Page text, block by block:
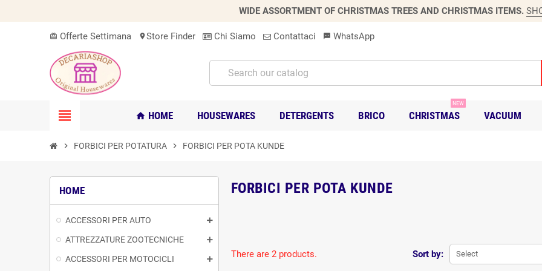
WIDE ASSORTMENT OF CHRISTMAS TREES AND CHRISTMAS ITEMS.
card_giftcard Offerte Settimana location_onStore Finder Chi Siamo Contattaci sms WhatsApp
view_headline home HOME HOUSEWARES DETERGENTS BRICO CHRISTMAS
NEW
VACUUM
chevron_right FORBICI PER POTATURA chevron_right FORBICI PER POTA KUNDE
HOME
ACCESSORI PER AUTO
ATTREZZATURE ZOOTECNICHE
ACCESSORI PER MOTOCICLI
FORBICI PER POTA KUNDE
Sort by: Select
There are 2 products.